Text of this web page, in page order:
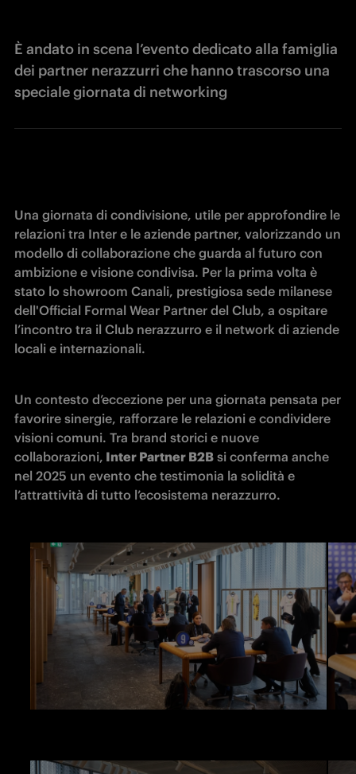
È andato in scena l’evento dedicato alla famiglia
dei partner nerazzurri che hanno trascorso una
speciale giornata di networking
Una giornata di condivisione, utile per approfondire le
relazioni tra Inter e le aziende partner, valorizzando un
modello di collaborazione che guarda al futuro con
ambizione e visione condivisa. Per la prima volta è
stato lo showroom Canali, prestigiosa sede milanese
dell'Official Formal Wear Partner del Club, a ospitare
l’incontro tra il Club nerazzurro e il network di aziende
locali e internazionali.
Un contesto d’eccezione per una giornata pensata per
favorire sinergie, rafforzare le relazioni e condividere
visioni comuni. Tra brand storici e nuove
collaborazioni, Inter Partner B2B si conferma anche
nel 2025 un evento che testimonia la solidità e
l’attrattività di tutto l’ecosistema nerazzurro.